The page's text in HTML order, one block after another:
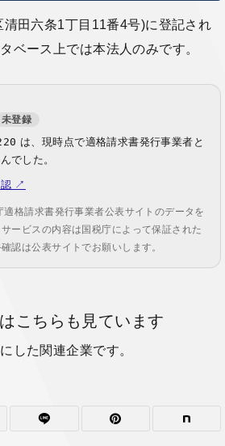
清田六条1丁目11番4号)に登記され
ベース上では本法人のみです。
未登録
は、現時点で適格請求書発行事業者と
でした。
認 ↗
格請求書発行事業者公表サイトのデータを
ービスの内容は国税庁によって保証された
認は公表サイトでお願いします。
こちらも見ています
した関連企業です。